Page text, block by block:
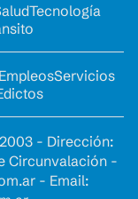
Tecnología
EmpleosServicios
- Dirección:
Circunvalación -
- Email: